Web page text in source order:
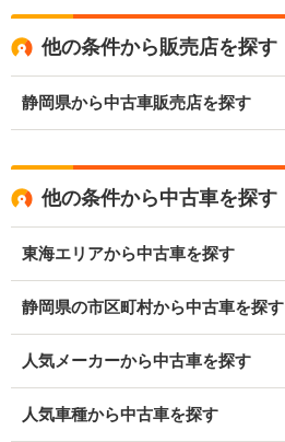
他の条件から販売店を探す
静岡県から中古車販売店を探す
他の条件から中古車を探す
東海エリアから中古車を探す
静岡県の市区町村から中古車を探す
人気メーカーから中古車を探す
人気車種から中古車を探す